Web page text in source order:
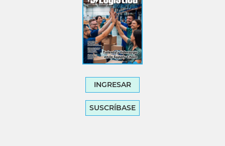
INGRESAR
SUSCRÍBASE